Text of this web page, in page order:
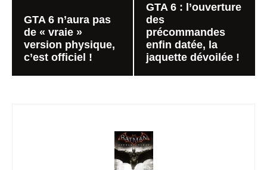
GTA 6 n’aura pas
de « vraie »
version physique,
c’est officiel !
GTA 6 : l’ouverture
des
précommandes
enfin datée, la
jaquette dévoilée !